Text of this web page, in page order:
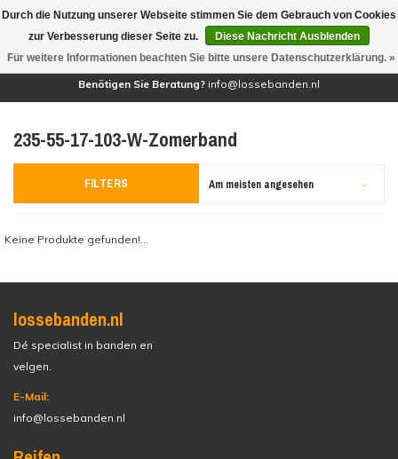
(0)
Benötigen Sie Beratung? info@lossebanden.nl
235-55-17-103-W-Zomerband
FILTERS Am meisten angesehen
Keine Produkte gefunden!...
lossebanden.nl
Dé specialist in banden en
velgen.
E-Mail:
info@lossebanden.nl
Durch die Nutzung unserer Webseite stimmen Sie dem Gebrauch von Cookies
zur Verbesserung dieser Seite zu.
Diese Nachricht Ausblenden
Für weitere Informationen beachten Sie bitte unsere Datenschutzerklärung. »